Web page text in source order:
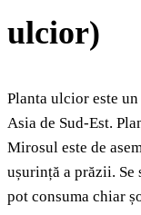
ulcior)
Planta ulcior este
Asia de Sud-Est.
Mirosul este de
ușurință a prăzii. Se
pot consuma chiar